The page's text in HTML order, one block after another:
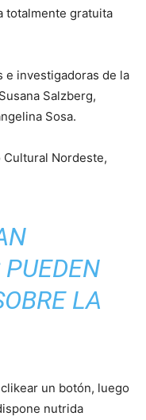
totalmente gratuita
e investigadoras de la
Salzberg,
Sosa.
Cultural Nordeste,
LA
un botón, luego
nutrida